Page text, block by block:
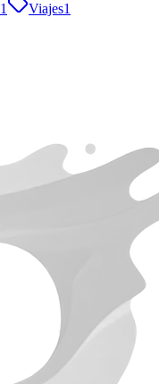
1 Viajes1